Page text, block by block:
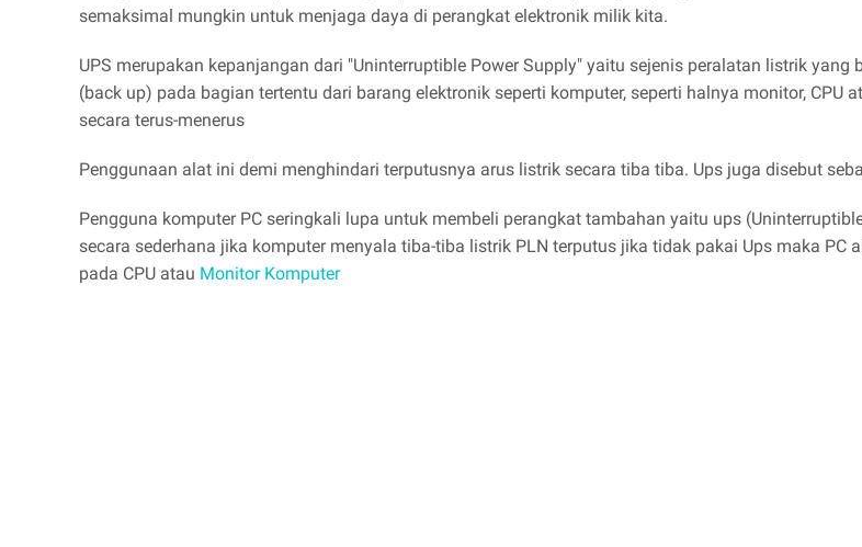
semaksimal mungkin untuk menjaga daya di perangkat elektronik milik kita.
UPS merupakan kepanjangan dari "Uninterruptible Power Supply" yaitu sejenis peralatan listrik
(back up) pada bagian tertentu dari barang elektronik seperti komputer, seperti halnya monitor,
secara terus-menerus
Penggunaan alat ini demi menghindari terputusnya arus listrik secara tiba tiba. Ups juga disebut
Pengguna komputer PC seringkali lupa untuk membeli perangkat tambahan yaitu ups
secara sederhana jika komputer menyala tiba-tiba listrik PLN terputus jika tidak pakai Ups maka
pada CPU atau Monitor Komputer